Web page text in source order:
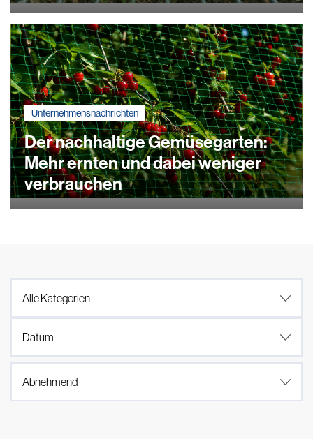
Unternehmensnachrichten
Der nachhaltige Gemüsegarten:
Mehr ernten und dabei weniger
verbrauchen